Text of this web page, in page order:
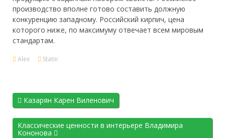
производство вполне готово составить должную
конкуренцию западному. Российский кирпич, цена
которого ниже, по максимуму отвечает всем мировым
стандартам.
Alex Statiii
Казарян Карен Виленович
Классические ценности в интерьере Владимира
Кононова